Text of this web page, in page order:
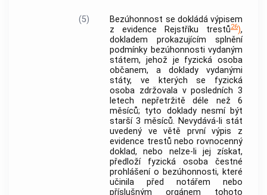
(5)
Bezúhonnost se dokládá výpisem
z evidence Rejstříku trestů26),
dokladem prokazujícím splnění
podmínky bezúhonnosti vydaným
státem, jehož je fyzická osoba
občanem, a doklady vydanými
státy, ve kterých se fyzická
osoba zdržovala v posledních 3
letech nepřetržitě déle než 6
měsíců; tyto doklady nesmí být
starší 3 měsíců. Nevydává-li stát
uvedený ve větě první výpis z
evidence trestů nebo rovnocenný
doklad, nebo nelze-li jej získat,
předloží fyzická osoba čestné
prohlášení o bezúhonnosti, které
učinila před notářem nebo
příslušným orgánem tohoto